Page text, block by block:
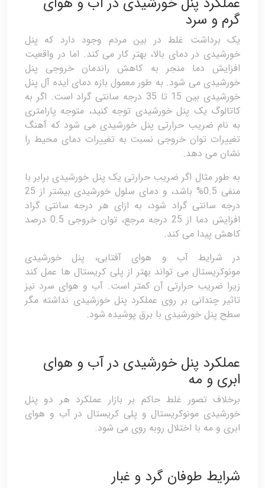
گرم و سرد
یک برداشت غلط در بین مردم وجود دارد که پنل
خورشیدی در دمای بالا، بهتر کار می کند. اما در واقعیت
افزایش دما منجر به کاهش راندمان خروجی پنل
خورشیدی می شود. به طور معمول بازه دمای ایده آل پنل
خورشیدی بین 15 تا 35 درجه سانتی گراد است. اگر به
کاتالوگ یک پنل خورشیدی توجه کنید، متوجه پارامتری
به نام ضریب حرارتی پنل خورشیدی می شود که آهنگ
تغییرات توان خروجی نسبت به تغییرات دمای محیط را
نشان می دهد.
به طور مثال اگر ضریب حرارتی یک پنل خورشیدی برابر با
منفی 0.5% باشد، و دمای سلول خورشیدی بیشتر از 25
درجه سانتی گراد شود، به ازای هر درجه سانتی گراد
افزایش دما از 25 درجه مرجع، توان خروجی 0.5 درصد
کاهش پیدا می کند.
در شرایط آب و هوای آفتابی، پنل خورشیدی
مونوکریستال می تواند بهتر از پلی کریستال ها عمل کند
زیرا ضریب حرارتی آن کمتر است. آب و هوای سرد نیز
تاثیر چندانی بر روی عملکرد پنل خورشیدی نداشته مگر
سطح پنل خورشیدی با برق پوشیده شود.
عملکرد پنل خورشیدی در آب و هوای
ابری و مه
برخلاف تصور غلط حاکم بر بازار عملکرد هر دو پنل
خورشیدی مونوکریستال و پلی کریستال در آب و هوای
ابری و مه با اختلال روبه روی می شود.
شرایط طوفان گرد و غبار